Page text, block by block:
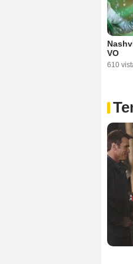
VO
610